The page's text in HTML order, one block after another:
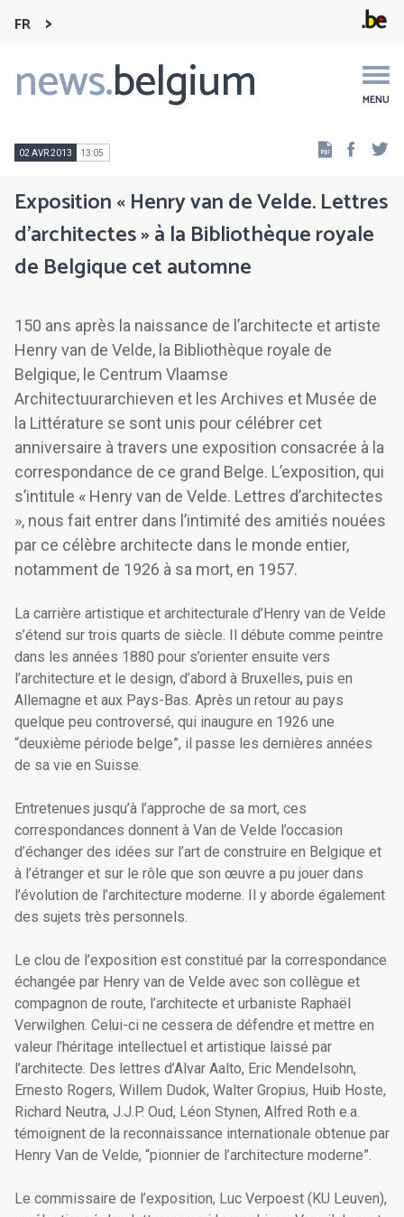
FR
news.belgium MENU
Main
navigation
02 AVR 2013 13:05
Exposition « Henry van de Velde. Lettres
d’architectes » à la Bibliothèque royale
de Belgique cet automne
150 ans après la naissance de l’architecte et artiste
Henry van de Velde, la Bibliothèque royale de
Belgique, le Centrum Vlaamse
Architectuurarchieven et les Archives et Musée de
la Littérature se sont unis pour célébrer cet
anniversaire à travers une exposition consacrée à la
correspondance de ce grand Belge. L’exposition, qui
s’intitule « Henry van de Velde. Lettres d’architectes
», nous fait entrer dans l’intimité des amitiés nouées
par ce célèbre architecte dans le monde entier,
notamment de 1926 à sa mort, en 1957.
La carrière artistique et architecturale d’Henry van de Velde
s’étend sur trois quarts de siècle. Il débute comme peintre
dans les années 1880 pour s’orienter ensuite vers
l’architecture et le design, d’abord à Bruxelles, puis en
Allemagne et aux Pays-Bas. Après un retour au pays
quelque peu controversé, qui inaugure en 1926 une
“deuxième période belge”, il passe les dernières années
de sa vie en Suisse.
Entretenues jusqu’à l’approche de sa mort, ces
correspondances donnent à Van de Velde l’occasion
d’échanger des idées sur l’art de construire en Belgique et
à l’étranger et sur le rôle que son œuvre a pu jouer dans
l’évolution de l’architecture moderne. Il y aborde également
des sujets très personnels.
Le clou de l’exposition est constitué par la correspondance
échangée par Henry van de Velde avec son collègue et
compagnon de route, l’architecte et urbaniste Raphaël
Verwilghen. Celui-ci ne cessera de défendre et mettre en
valeur l’héritage intellectuel et artistique laissé par
l’architecte. Des lettres d’Alvar Aalto, Eric Mendelsohn,
Ernesto Rogers, Willem Dudok, Walter Gropius, Huib Hoste,
Richard Neutra, J.J.P. Oud, Léon Stynen, Alfred Roth e.a.
témoignent de la reconnaissance internationale obtenue par
Henry Van de Velde, “pionnier de l’architecture moderne”.
Le commissaire de l’exposition, Luc Verpoest (KU Leuven),